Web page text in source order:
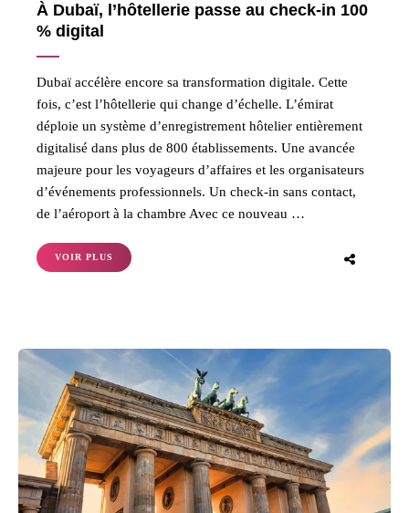
À Dubaï, l’hôtellerie passe au check-in 100
% digital
Dubaï accélère encore sa transformation digitale. Cette
fois, c’est l’hôtellerie qui change d’échelle. L’émirat
déploie un système d’enregistrement hôtelier entièrement
digitalisé dans plus de 800 établissements. Une avancée
majeure pour les voyageurs d’affaires et les organisateurs
d’événements professionnels. Un check-in sans contact,
de l’aéroport à la chambre Avec ce nouveau …
VOIR PLUS